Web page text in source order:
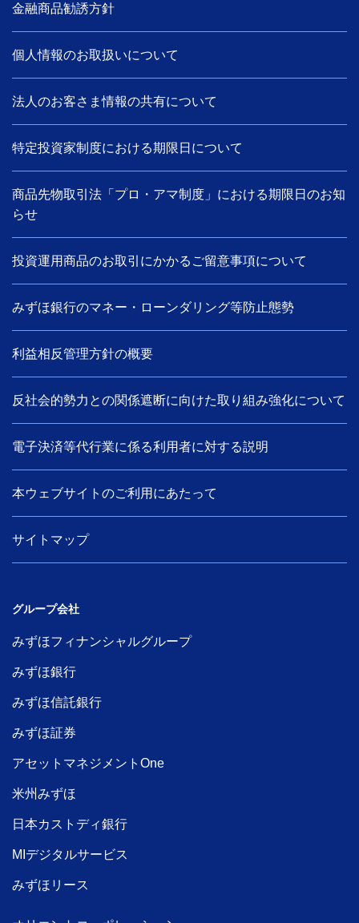
金融商品勧誘方針
個人情報のお取扱いについて
法人のお客さま情報の共有について
特定投資家制度における期限日について
商品先物取引法「プロ・アマ制度」における期限日のお知
らせ
投資運用商品のお取引にかかるご留意事項について
みずほ銀行のマネー・ローンダリング等防止態勢
利益相反管理方針の概要
反社会的勢力との関係遮断に向けた取り組み強化について
電子決済等代行業に係る利用者に対する説明
本ウェブサイトのご利用にあたって
サイトマップ
グループ会社
みずほフィナンシャルグループ
みずほ銀行
みずほ信託銀行
みずほ証券
アセットマネジメントOne
米州みずほ
日本カストディ銀行
MIデジタルサービス
みずほリース